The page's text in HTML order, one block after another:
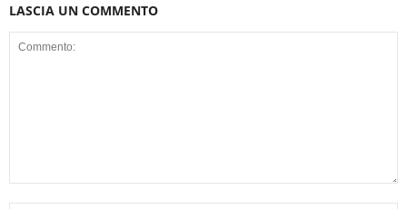
LASCIA UN COMMENTO